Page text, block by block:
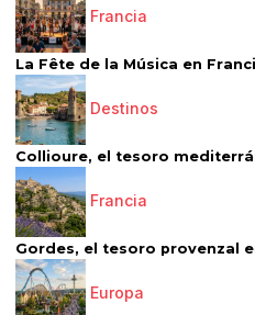
Francia
La Fête de la Música en
Destinos
Collioure, el tesoro
Francia
Gordes, el tesoro provenzal
Europa